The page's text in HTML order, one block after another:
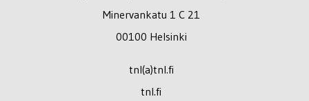
Minervankatu 1 C 21
00100 Helsinki
tnl(a)tnl.fi
tnl.fi